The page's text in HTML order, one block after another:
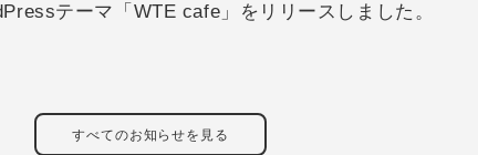
テーマ「WTE cafe」をリリースしました。
すべてのお知らせを見る